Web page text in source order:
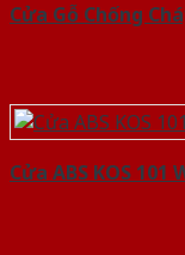
Cửa Gỗ Chống
Cửa ABS KOS 101